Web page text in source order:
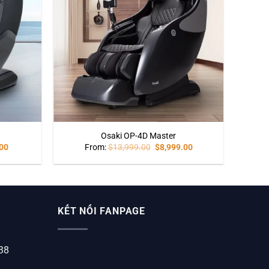
Osaki OP-4D Master
From:$13,999.00 $8,999.00
KẾT NỐI FANPAGE